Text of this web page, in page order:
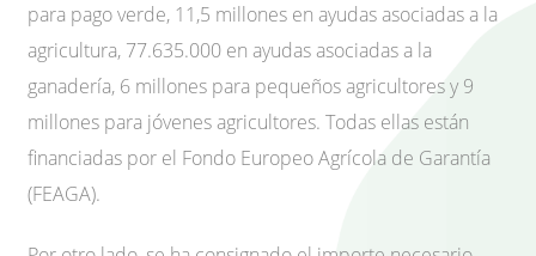
para pago verde, 11,5 millones en ayudas asociadas a la
agricultura, 77.635.000 en ayudas asociadas a la
ganadería, 6 millones para pequeños agricultores y 9
millones para jóvenes agricultores. Todas ellas están
financiadas por el Fondo Europeo Agrícola de Garantía
(FEAGA).